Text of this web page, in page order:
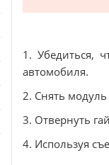
1. Убедиться,
автомобиля.
2. Снять
3. Отвернуть
4. Используя